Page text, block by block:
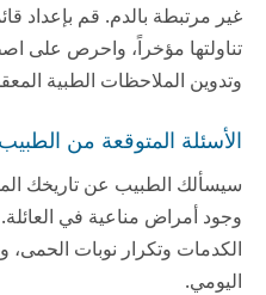
غير مرتبطة بالدم. قم بإعداد
تناولتها مؤخراً، واحرص على
وتدوين الملاحظات الطبية
الأسئلة المتوقعة من الطبيب
سيسألك الطبيب عن تاريخك
وجود أمراض مناعية في
الكدمات وتكرار نوبات الحمى،
اليومي.